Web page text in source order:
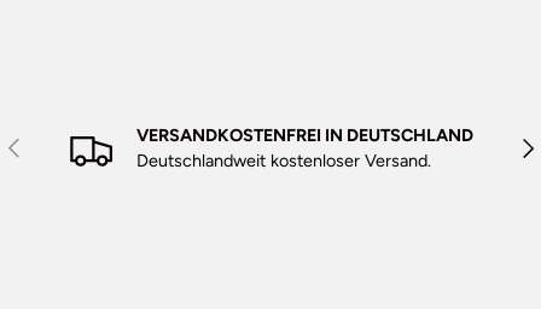
Vorherige
VERSANDKOSTENFREI IN DEUTSCHLAND
Deutschlandweit kostenloser Versand.